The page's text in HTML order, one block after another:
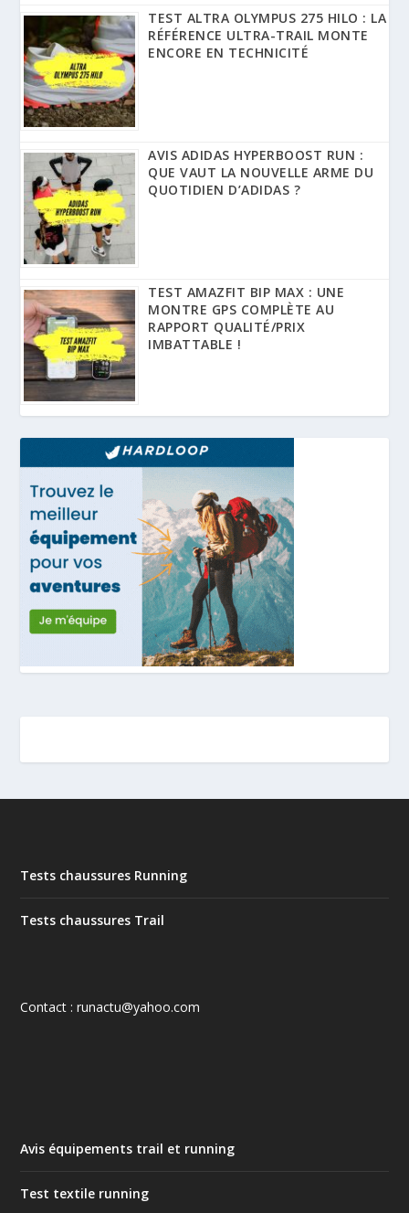
TEST ALTRA OLYMPUS 275 HILO : LA
RÉFÉRENCE ULTRA-TRAIL MONTE
ENCORE EN TECHNICITÉ
AVIS ADIDAS HYPERBOOST RUN :
QUE VAUT LA NOUVELLE ARME DU
QUOTIDIEN D’ADIDAS ?
TEST AMAZFIT BIP MAX : UNE
MONTRE GPS COMPLÈTE AU
RAPPORT QUALITÉ/PRIX
IMBATTABLE !
Tests chaussures Running
Tests chaussures Trail
Contact : runactu@yahoo.com
Avis équipements trail et running
Test textile running